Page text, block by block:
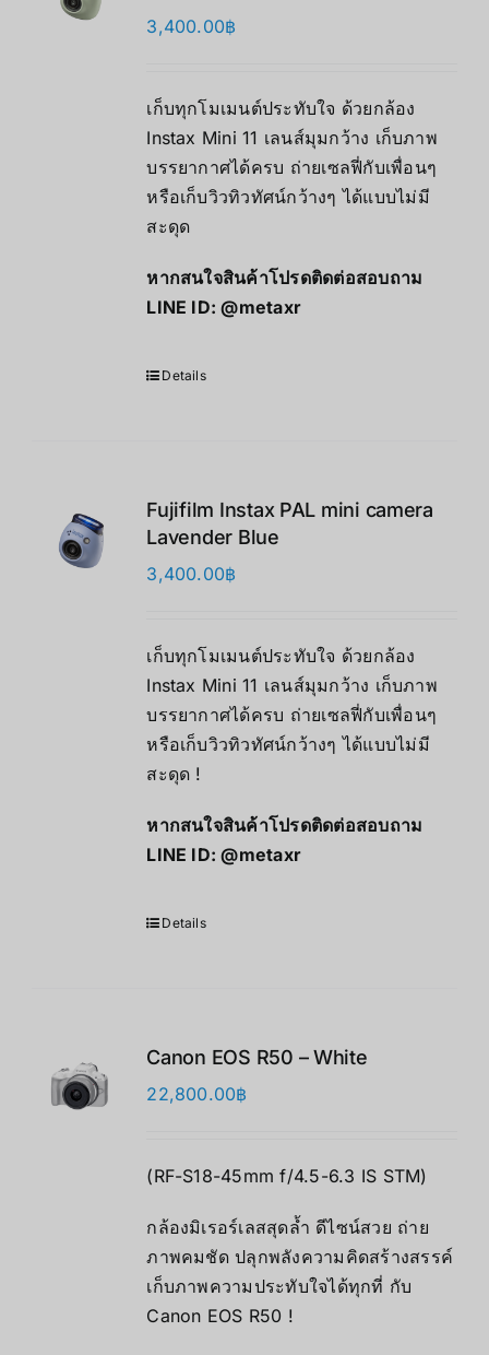
3,400.00฿
เก็บทุกโมเมนต์ประทับใจ ด้วยกล้อง
Instax Mini 11 เลนส์มุมกว้าง เก็บภาพ
บรรยากาศได้ครบ ถ่ายเซลฟี่กับเพื่อนๆ
หรือเก็บวิวทิวทัศน์กว้างๆ ได้แบบไม่มี
สะดุด
หากสนใจสินค้าโปรดติดต่อสอบถาม
LINE ID:@metaxr
Details
Fujifilm Instax PAL mini camera
Lavender Blue
3,400.00฿
เก็บทุกโมเมนต์ประทับใจ ด้วยกล้อง
Instax Mini 11 เลนส์มุมกว้าง เก็บภาพ
บรรยากาศได้ครบ ถ่ายเซลฟี่กับเพื่อนๆ
หรือเก็บวิวทิวทัศน์กว้างๆ ได้แบบไม่มี
สะดุด !
หากสนใจสินค้าโปรดติดต่อสอบถาม
LINE ID:@metaxr
Details
Canon EOS R50 – White
22,800.00฿
(RF-S18-45mm f/4.5-6.3 IS STM)
กล้องมิเรอร์เลสสุดล้ำ ดีไซน์สวย ถ่าย
ภาพคมชัด ปลุกพลังความคิดสร้างสรรค์
เก็บภาพความประทับใจได้ทุกที่ กับ
Canon EOS R50 !